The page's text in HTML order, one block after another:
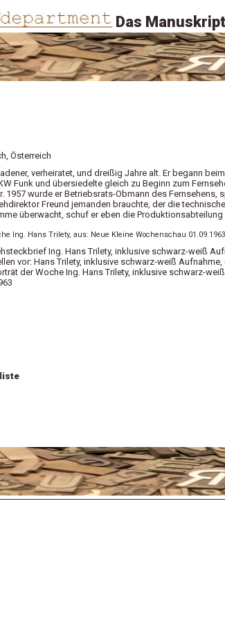
Das
Österreich
verheiratet, und dreißig Jahre alt. Er begann
Funk und übersiedelte gleich zu Beginn zum
1957 wurde er Betriebsrats-Obmann des Fernsehens,
Freund jemanden brauchte, der die
überwacht, schuf er eben die
Ing. Hans Trilety, aus: Neue Kleine Wochenschau 01.09.1963
Ing. Hans Trilety, inklusive schwarz-weiß
vor: Hans Trilety, inklusive schwarz-weiß Aufnahme,
der Woche Ing. Hans Trilety, inklusive schwarz-